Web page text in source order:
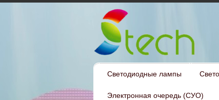
Светодиодные лампы
Электронная очередь (СУО)